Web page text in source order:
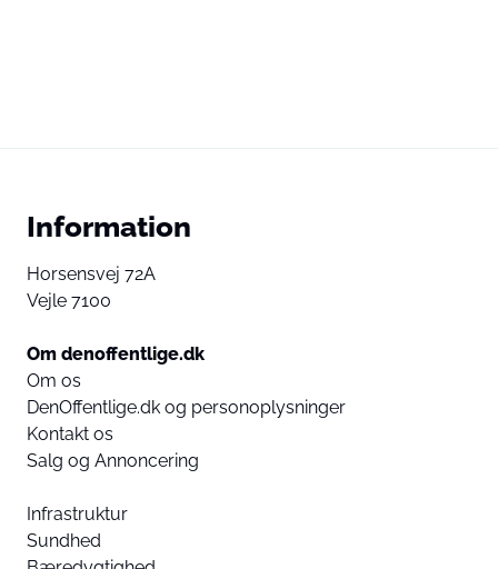
Information
Horsensvej 72A
Vejle 7100
Om denoffentlige.dk
Om os
DenOffentlige.dk og personoplysninger
Kontakt os
Salg og Annoncering
Infrastruktur
Sundhed